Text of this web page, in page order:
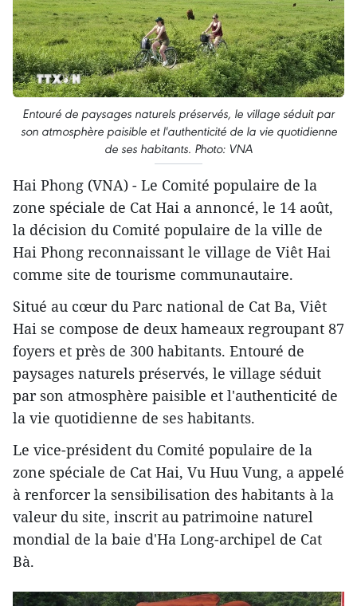
Entouré de paysages naturels préservés, le village séduit par
son atmosphère paisible et l'authenticité de la vie quotidienne
de ses habitants. Photo: VNA
Hai Phong (VNA) - Le Comité populaire de la
zone spéciale de Cat Hai a annoncé, le 14 août,
la décision du Comité populaire de la ville de
Hai Phong reconnaissant le village de Viêt Hai
comme site de tourisme communautaire.
Situé au cœur du Parc national de Cat Ba, Viêt
Hai se compose de deux hameaux regroupant 87
foyers et près de 300 habitants. Entouré de
paysages naturels préservés, le village séduit
par son atmosphère paisible et l'authenticité de
la vie quotidienne de ses habitants.
Le vice-président du Comité populaire de la
zone spéciale de Cat Hai, Vu Huu Vung, a appelé
à renforcer la sensibilisation des habitants à la
valeur du site, inscrit au patrimoine naturel
mondial de la baie d'Ha Long-archipel de Cat
Bà.